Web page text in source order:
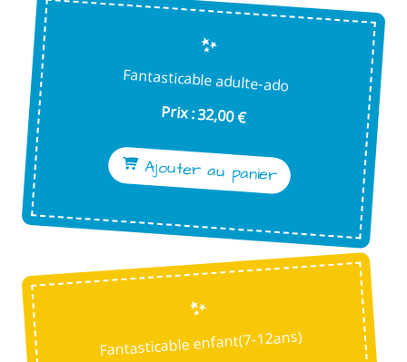
Fantasticable adulte-ado
Prix : 32,00 €
Ajouter au panier
Fantasticable enfant(7-12ans)